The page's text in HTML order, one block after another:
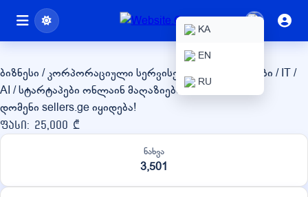
KA
EN
RU
sellers.ge
ბიზნესი / კორპორაციული სერვისებიტექნოლოგიები / IT /
AI / სტარტაპები ონლაინ მაღაზიები / eCommerce
დომენი sellers.ge იყიდება!
ფასი: 25,000 ₾
ნახვა
3,501